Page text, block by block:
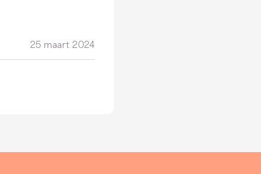
25 maart 2024